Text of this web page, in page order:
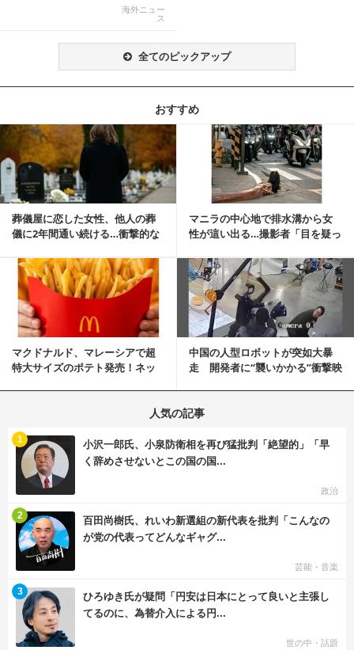
海外ニュー
ス
全てのピックアップ
おすすめ
葬儀屋に恋した女性、他人の葬
儀に2年間通い続ける…衝撃的な
マニラの中心地で排水溝から女
性が這い出る…撮影者「目を疑っ
記事を読む
マクドナルド、マレーシアで超
特大サイズのポテト発売！ネッ
中国の人型ロボットが突如大暴
走 開発者に“襲いかかる”衝撃映
記事を読む
人気の記事
小沢一郎氏、小泉防衛相を再び猛批判「絶望的」「早
く辞めさせないとこの国の国...
政治
1
百田尚樹氏、れいわ新選組の新代表を批判「こんなの
が党の代表ってどんなギャグ...
芸能・音楽
2
ひろゆき氏が疑問「円安は日本にとって良いと主張し
てるのに、為替介入による円...
世の中・話題
3